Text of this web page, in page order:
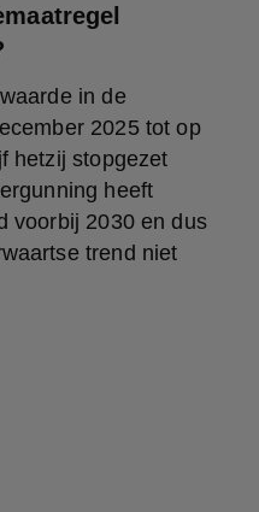
in de
2025 tot op
hetzij stopgezet
heeft
voorbij 2030 en dus
trend niet